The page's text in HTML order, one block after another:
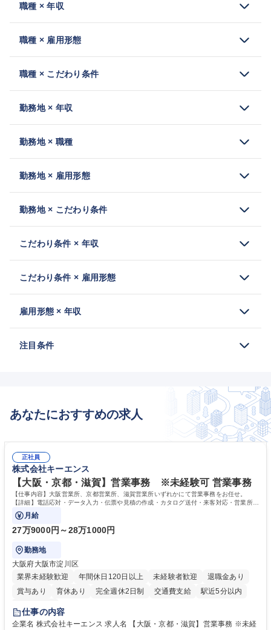
職種 × 年収
職種 × 雇用形態
職種 × こだわり条件
勤務地 × 年収
勤務地 × 職種
勤務地 × 雇用形態
勤務地 × こだわり条件
こだわり条件 × 年収
こだわり条件 × 雇用形態
雇用形態 × 年収
注目条件
あなたにおすすめの求人
正社員
株式会社キーエンス
【大阪・京都・滋賀】営業事務 ※未経験可 営業事務
【仕事内容】大阪営業所、京都営業所、滋賀営業所いずれかにて営業事務をお任せ。
【詳細】電話応対・データ入力・伝票や見積の作成・カタログ送付・来客対応・営業所内
で発生する事務業務や業務改善をお任せ。
月給
27万9000円～28万1000円
勤務地
大阪府大阪市淀川区
業界未経験歓迎
年間休日120日以上 未経験者歓迎
退職金あり
賞与あり
育休あり 完全週休2日制 交通費支給
駅近5分以内
土日祝休み
仕事の内容
企業名 株式会社キーエンス 求人名 【大阪・京都・滋賀】営業事務 ※未経